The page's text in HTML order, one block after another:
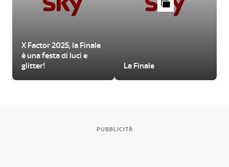
X Factor 2025, la Finale
è una festa di luci e
glitter!
La Finale
PUBBLICITÀ